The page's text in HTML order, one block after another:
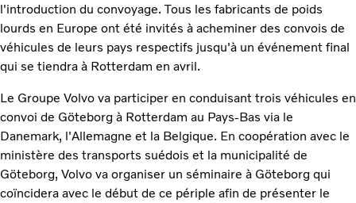
l'introduction du convoyage. Tous les fabricants de poids
lourds en Europe ont été invités à acheminer des convois de
véhicules de leurs pays respectifs jusqu'à un événement final
qui se tiendra à Rotterdam en avril.
Le Groupe Volvo va participer en conduisant trois véhicules en
convoi de Göteborg à Rotterdam au Pays-Bas via le
Danemark, l'Allemagne et la Belgique. En coopération avec le
ministère des transports suédois et la municipalité de
Göteborg, Volvo va organiser un séminaire à Göteborg qui
coïncidera avec le début de ce périple afin de présenter le